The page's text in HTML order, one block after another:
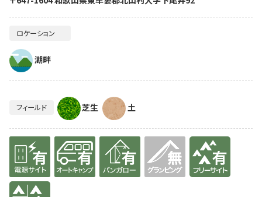
ロケーション
湖畔
フィールド 芝生 土
有り 有り 有り 有り
有り